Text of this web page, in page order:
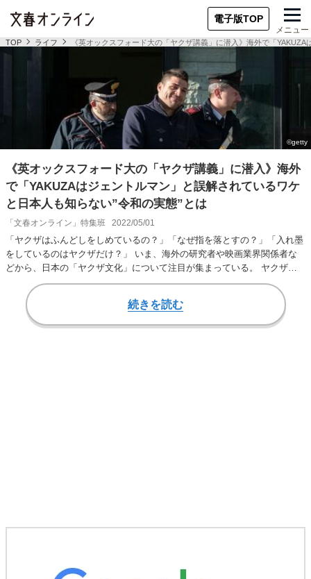
電子版TOP
メニュー
TOP ライフ 《英オックスフォード大の「ヤクザ講義」に潜入》海外で「
《英オックスフォード大の「ヤクザ講義」に潜入》海外
で「YAKUZAはジェントルマン」と誤解されているワケ
と日本人も知らない”令和の実態”とは
「文春オンライン」特集班 2022/05/01
「ヤクザはふんどしをしめているの？」「なぜ指を落とすの？」「入れ墨
をしているのはヤクザだけ？」 いま、海外の研究者や映画業界関係者な
どから、日本の「ヤクザ文化」について注目が集まっている。 ヤクザの
不当行為を取り締ま…
続きを読む